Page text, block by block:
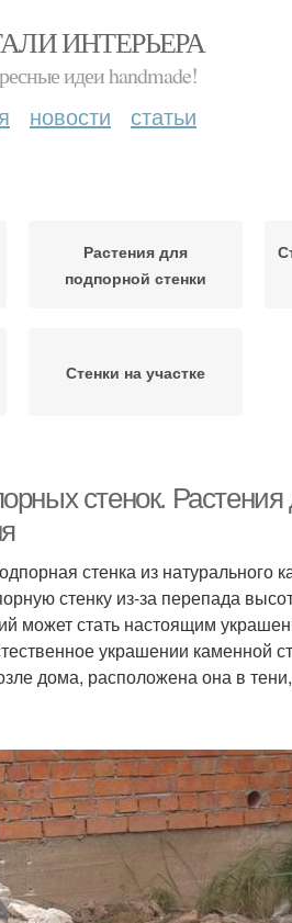
ИНТЕРЬЕРА
идеи handmade!
новости статьи
Растения для
подпорной стенки
Стенки на участке
стенок.
стенка из
стенку из-за перепада
может стать настоящим
украшении каменной
дома, расположена она в